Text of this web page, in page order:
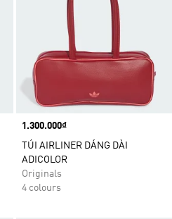
Price
1.300.000₫
TÚI AIRLINER DÁNG DÀI
ADICOLOR
Originals
4 colours